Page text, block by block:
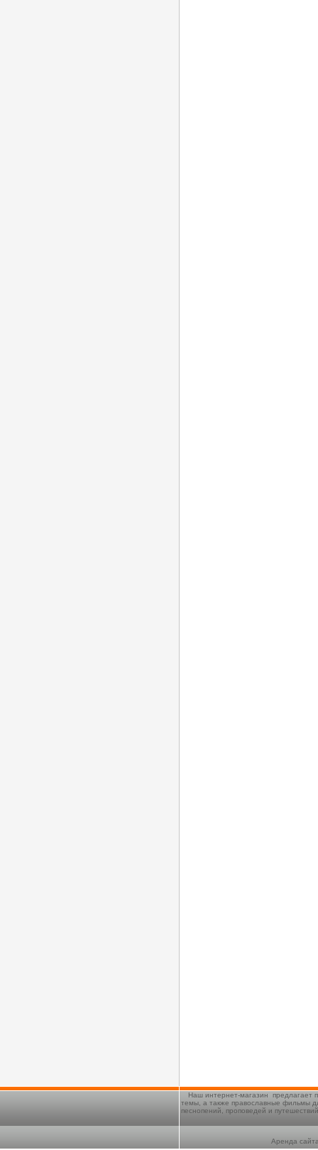
Наш интернет-магазин предлагает
темы, а также православные фильмы
песнопений, проповедей и
Аренда